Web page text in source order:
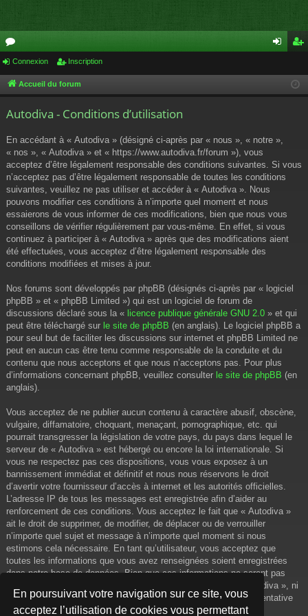
En poursuivant votre navigation sur ce site, vous
acceptez l’utilisation de cookies vous permettant
or
u cri
Connexion Inscription
Accueil du forum
Autodiva - Conditions d’utilisation
En accédant à « Autodiva » (désigné ci-après par « nous », « notre »,
« nos », « Autodiva » et « https://www.autodiva.fr/forum »), vous
acceptez d’être légalement responsable des conditions suivantes. Si vous
n’acceptez pas d’être légalement responsable de toutes les conditions
suivantes, veuillez ne pas utiliser et accéder à « Autodiva ». Nous
pouvons modifier ces conditions à n’importe quel moment et nous
essaierons de vous informer de ces modifications, bien que nous vous
conseillons de vérifier régulièrement par vous-même. En effet, si vous
continuez à participer à « Autodiva » après que des modifications aient
été effectuées, vous acceptez d’être légalement responsable des
conditions modifiées et mises à jour.
Nos forums sont développés par phpBB (désignés ci-après par « logiciel
phpBB » et « phpBB Limited ») qui est un logiciel de forum de
discussions déclaré sous la « licence publique générale GNU 2.0 » et qui
peut être téléchargé sur le site de phpBB (en anglais). Le logiciel phpBB a
pour seul but de faciliter les discussions sur internet et phpBB Limited ne
peut en aucun cas être tenu comme responsable de la conduite et du
contenu que nous acceptons et que nous n’acceptons pas. Pour plus
d’informations concernant phpBB, veuillez consulter le site de phpBB (en
anglais).
Vous acceptez de ne publier aucun contenu à caractère abusif, obscène,
vulgaire, diffamatoire, choquant, menaçant, pornographique, etc. qui
pourrait transgresser la législation de votre pays, du pays dans lequel le
serveur de « Autodiva » est hébergé ou encore la loi internationale. Si
vous ne respectez pas ces dispositions, vous vous exposez à un
bannissement immédiat et définitif et nous nous réservons le droit
d’avertir votre fournisseur d’accès à internet et les autorités officielles.
L’adresse IP de tous les messages est enregistrée afin d’aider au
renforcement de ces conditions. Vous acceptez le fait que « Autodiva »
ait le droit de supprimer, de modifier, de déplacer ou de verrouiller
n’importe quel sujet et message à n’importe quel moment si nous
estimons cela nécessaire. En tant qu’utilisateur, vous acceptez que
toutes les informations que vous avez renseignées soient enregistrées
dans notre base de données. Bien que ces informations ne seront pas
diffusées à une tierce partie sans votre consentement, ni « Autodiva », ni
phpBB, ne pourront être tenus comme responsables en cas de tentative
de piratage informatique visant à compromettre vos données.